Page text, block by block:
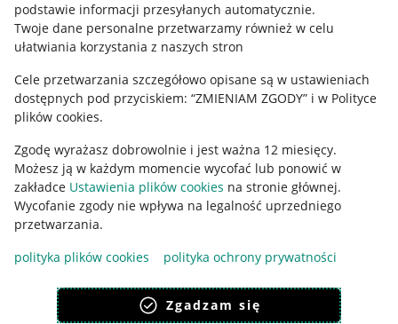
podstawie informacji przesyłanych automatycznie.
Twoje dane personalne przetwarzamy również w celu
ułatwiania korzystania z naszych stron
Cele przetwarzania szczegółowo opisane są w ustawieniach
dostępnych pod przyciskiem: “ZMIENIAM ZGODY” i w Polityce
plików cookies.
Zgodę wyrażasz dobrowolnie i jest ważna 12 miesięcy.
Możesz ją w każdym momencie wycofać lub ponowić w
zakładce Ustawienia plików cookies na stronie głównej.
Wycofanie zgody nie wpływa na legalność uprzedniego
przetwarzania.
polityka plików cookies
polityka ochrony prywatności
Zgadzam się
Polityka plików "cookies"
Ustawienia plików "cookies"
Udostępnianie lokalizacji
Informacje dla Aktu o Usługach Cyfrowych
Pobierz aplikację